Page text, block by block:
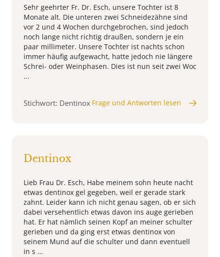
Sehr geehrter Fr. Dr. Esch, unsere Tochter ist 8
Monate alt. Die unteren zwei Schneidezähne sind
vor 2 und 4 Wochen durchgebrochen, sind jedoch
noch lange nicht richtig draußen, sondern je ein
paar millimeter. Unsere Tochter ist nachts schon
immer häufig aufgewacht, hatte jedoch nie längere
Schrei- oder Weinphasen. Dies ist nun seit zwei Woc
...
Stichwort: Dentinox Frage und Antworten lesen
Dentinox
Lieb Frau Dr. Esch, Habe meinem sohn heute nacht
etwas dentinox gel gegeben, weil er gerade stark
zahnt. Leider kann ich nicht genau sagen, ob er sich
dabei versehentlich etwas davon ins auge gerieben
hat. Er hat nämlich seinen Kopf an meiner schulter
gerieben und da ging erst etwas dentinox von
seinem Mund auf die schulter und dann eventuell
in s ...